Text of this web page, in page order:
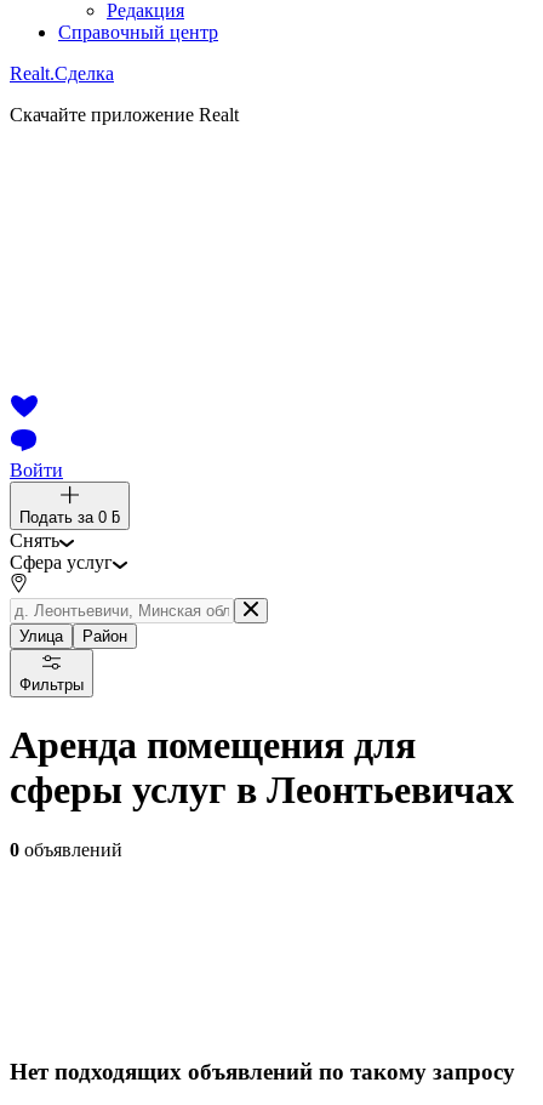
Редакция
Справочный центр
Realt.Сделка
Скачайте приложение Realt
Войти
Подать за 0 ƃ
Снять
Сфера услуг
Улица Район
Фильтры
Аренда помещения для
сферы услуг в Леонтьевичах
0 объявлений
Нет подходящих объявлений по такому запросу